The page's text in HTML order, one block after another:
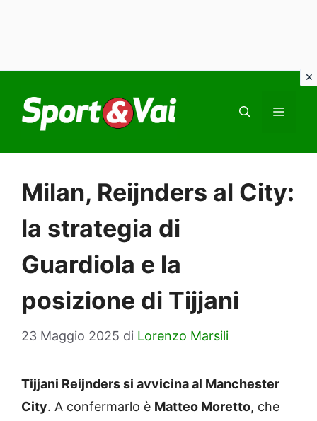
contenuto
Milan, Reijnders al City:
la strategia di
Guardiola e la
posizione di Tijjani
23 Maggio 2025 di Lorenzo Marsili
Tijjani Reijnders si avvicina al Manchester
City. A confermarlo è Matteo Moretto, che